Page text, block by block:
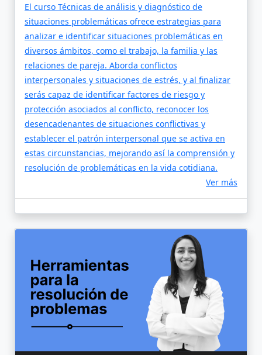
El curso Técnicas de análisis y diagnóstico de
situaciones problemáticas ofrece estrategias para
analizar e identificar situaciones problemáticas en
diversos ámbitos, como el trabajo, la familia y las
relaciones de pareja. Aborda conflictos
interpersonales y situaciones de estrés, y al finalizar
serás capaz de identificar factores de riesgo y
protección asociados al conflicto, reconocer los
desencadenantes de situaciones conflictivas y
establecer el patrón interpersonal que se activa en
estas circunstancias, mejorando así la comprensión y
resolución de problemáticas en la vida cotidiana.
Ver más